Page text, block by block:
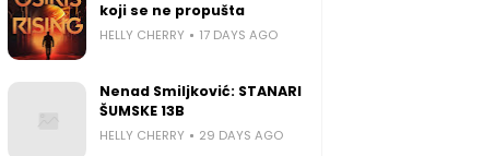
koji se ne propušta
HELLY CHERRY 17 DAYS AGO
Nenad Smiljković: STANARI
ŠUMSKE 13B
HELLY CHERRY 29 DAYS AGO